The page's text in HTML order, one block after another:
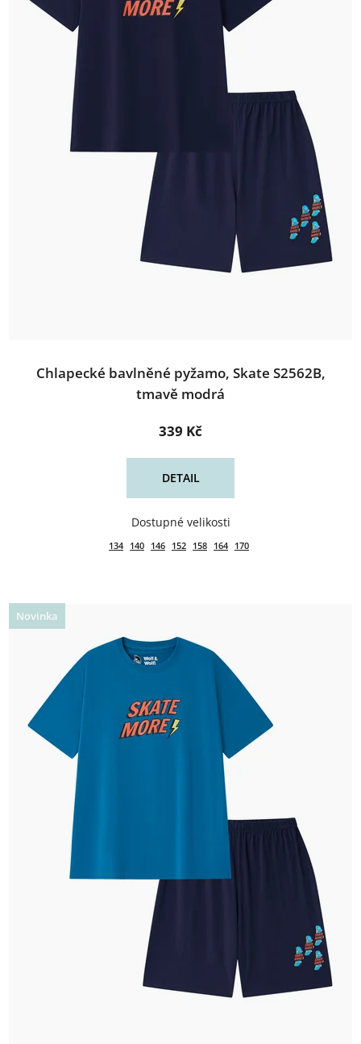
Chlapecké bavlněné pyžamo, Skate S2562B,
tmavě modrá
339 Kč
DETAIL
134 140 146 152 158 164 170
Novinka